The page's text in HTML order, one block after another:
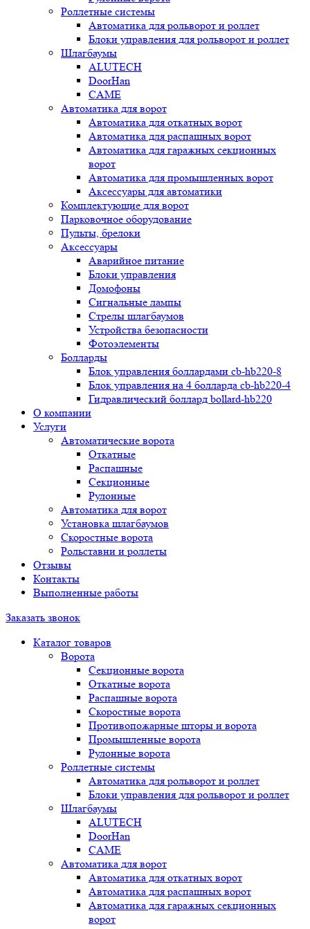
Роллетные системы
Автоматика для рольворот и роллет
Блоки управления для рольворот и роллет
Шлагбаумы
ALUTECH
DoorHan
CAME
Автоматика для ворот
Автоматика для откатных ворот
Автоматика для распашных ворот
Автоматика для гаражных секционных
ворот
Автоматика для промышленных ворот
Аксессуары для автоматики
Комплектующие для ворот
Парковочное оборудование
Пульты, брелоки
Аксессуары
Аварийное питание
Блоки управления
Домофоны
Сигнальные лампы
Стрелы шлагбаумов
Устройства безопасности
Фотоэлементы
Болларды
Блок управления боллардами cb-hb220-8
Блок управления на 4 болларда cb-hb220-4
Гидравлический боллард bollard-hb220
О компании
Услуги
Автоматические ворота
Откатные
Распашные
Секционные
Рулонные
Автоматика для ворот
Установка шлагбаумов
Скоростные ворота
Рольставни и роллеты
Отзывы
Контакты
Выполненные работы
Заказать звонок
Каталог товаров
Ворота
Секционные ворота
Откатные ворота
Распашные ворота
Скоростные ворота
Противопожарные шторы и ворота
Промышленные ворота
Рулонные ворота
Роллетные системы
Автоматика для рольворот и роллет
Блоки управления для рольворот и роллет
Шлагбаумы
ALUTECH
DoorHan
CAME
Автоматика для ворот
Автоматика для откатных ворот
Автоматика для распашных ворот
Автоматика для гаражных секционных
ворот